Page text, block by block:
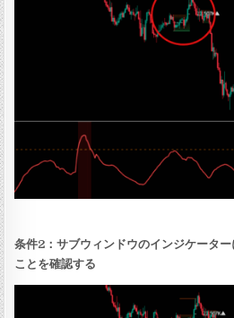
条件2：サブウィンドウのインジケータ
ことを確認する